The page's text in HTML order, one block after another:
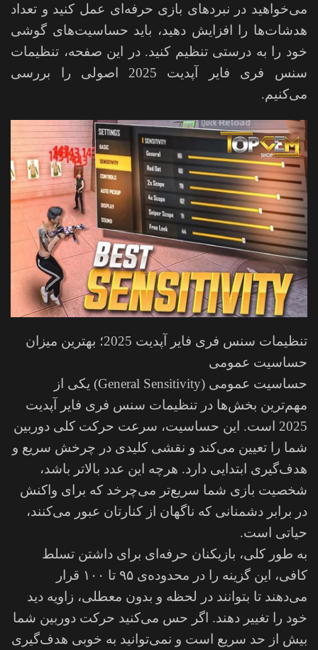
می‌خواهید در نبردهای بازی حرفه‌ای عمل کنید و تعداد
هدشات‌ها را افزایش دهید، باید حساسیت‌های گوشی
خود را به درستی تنظیم کنید. در این صفحه، تنظیمات
سنس فری فایر آپدیت 2025
اصولی را بررسی
می‌کنیم.
تنظیمات سنس فری فایر آپدیت 2025؛ بهترین میزان
حساسیت عمومی
حساسیت عمومی (General Sensitivity) یکی از
مهم‌ترین بخش‌ها در تنظیمات سنس فری فایر آپدیت
2025 است. این حساسیت، سرعت حرکت کلی دوربین
شما را تعیین می‌کند و نقشی کلیدی در چرخش سریع و
هدف‌گیری ابتدایی دارد. هرچه این عدد بالاتر باشد،
شخصیت بازی شما سریع‌تر می‌چرخد که برای واکنش
در برابر دشمنانی که ناگهان از کنارتان عبور می‌کنند،
حیاتی است.
به‌ طور کلی، بازیکنان حرفه‌ای برای داشتن تسلط
کافی، این گزینه را در محدوده‌ی ۹۵ تا ۱۰۰ قرار
می‌دهند تا بتوانند در لحظه و بدون معطلی، زاویه دید
خود را تغییر دهند. اگر حس می‌کنید حرکت دوربین شما
بیش از حد سریع است و نمی‌توانید به خوبی هدف‌گیری